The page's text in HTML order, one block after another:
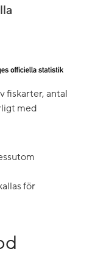
fiskarter, antal
med
för